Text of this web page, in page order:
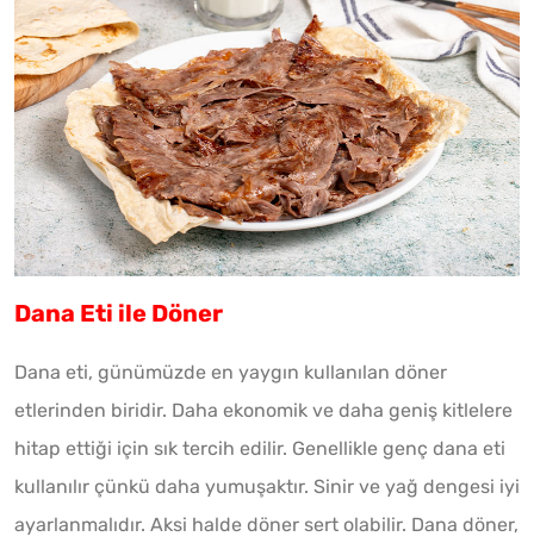
Dana Eti ile Döner
Dana eti, günümüzde en yaygın kullanılan döner
etlerinden biridir. Daha ekonomik ve daha geniş kitlelere
hitap ettiği için sık tercih edilir. Genellikle genç dana eti
kullanılır çünkü daha yumuşaktır. Sinir ve yağ dengesi iyi
ayarlanmalıdır. Aksi halde döner sert olabilir. Dana döner,